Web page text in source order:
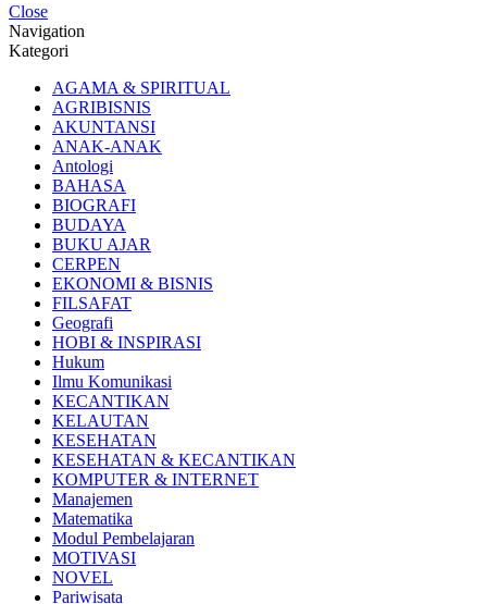
Close
Navigation
Kategori
AGAMA & SPIRITUAL
AGRIBISNIS
AKUNTANSI
ANAK-ANAK
Antologi
BAHASA
BIOGRAFI
BUDAYA
BUKU AJAR
CERPEN
EKONOMI & BISNIS
FILSAFAT
Geografi
HOBI & INSPIRASI
Hukum
Ilmu Komunikasi
KECANTIKAN
KELAUTAN
KESEHATAN
KESEHATAN & KECANTIKAN
KOMPUTER & INTERNET
Manajemen
Matematika
Modul Pembelajaran
MOTIVASI
NOVEL
Pariwisata